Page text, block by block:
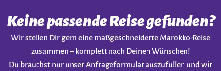
Keine passende Reise gefunden?
Wir stellen Dir gern eine maßgeschneiderte Marokko-Reise
zusammen – komplett nach Deinen Wünschen!
Du brauchst nur unser Anfrageformular auszufüllen und wir